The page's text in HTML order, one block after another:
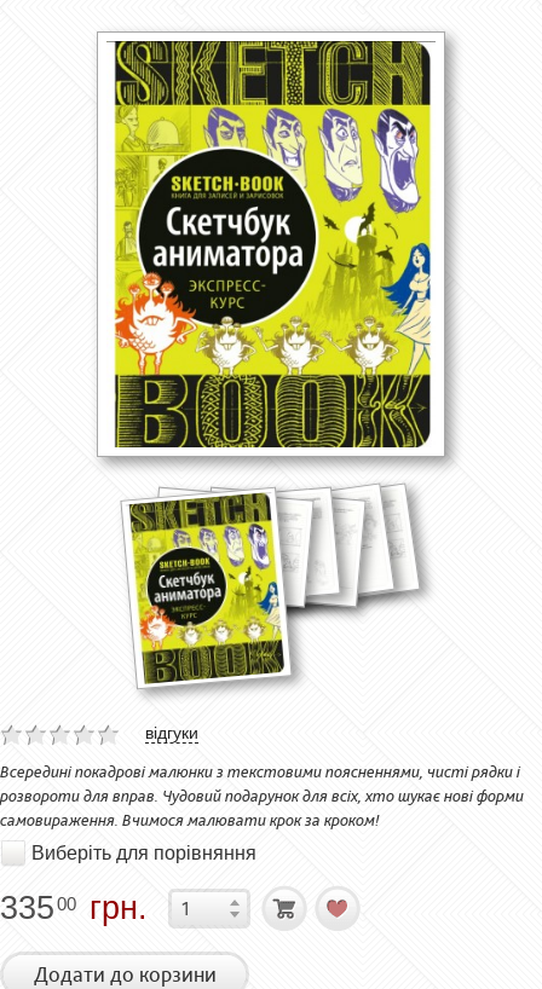
відгуки
Всередині покадрові малюнки з текстовими поясненнями, чисті рядки і
розвороти для вправ. Чудовий подарунок для всіх, хто шукає нові форми
самовираження. Вчимося малювати крок за кроком!
Виберіть для порівняння
33500 грн.
Додати до корзини